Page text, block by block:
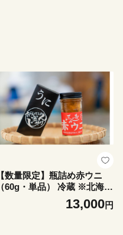
【数量限定】瓶詰め赤ウニ
（60g・単品） 冷蔵 ※北海
道・沖縄・離島への配送不可
【 ふるさと納税 人気 おすす
13,000円